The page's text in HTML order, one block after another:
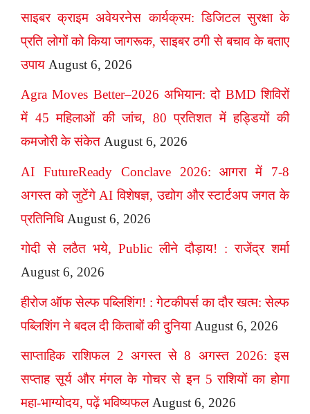
साइबर क्राइम अवेयरनेस कार्यक्रम: डिजिटल सुरक्षा के
प्रति लोगों को किया जागरूक, साइबर ठगी से बचाव के बताए
उपाय August 6, 2026
Agra Moves Better–2026 अभियान: दो BMD शिविरों
में 45 महिलाओं की जांच, 80 प्रतिशत में हड्डियों की
कमजोरी के संकेत August 6, 2026
AI FutureReady Conclave 2026: आगरा में 7-8
अगस्त को जुटेंगे AI विशेषज्ञ, उद्योग और स्टार्टअप जगत के
प्रतिनिधि August 6, 2026
गोदी से लठैत भये, Public लीने दौड़ाय! : राजेंद्र शर्मा
August 6, 2026
हीरोज ऑफ सेल्फ पब्लिशिंग! : गेटकीपर्स का दौर खत्म: सेल्फ
पब्लिशिंग ने बदल दी किताबों की दुनिया August 6, 2026
साप्ताहिक राशिफल 2 अगस्त से 8 अगस्त 2026: इस
सप्ताह सूर्य और मंगल के गोचर से इन 5 राशियों का होगा
महा-भाग्योदय, पढ़ें भविष्यफल August 6, 2026